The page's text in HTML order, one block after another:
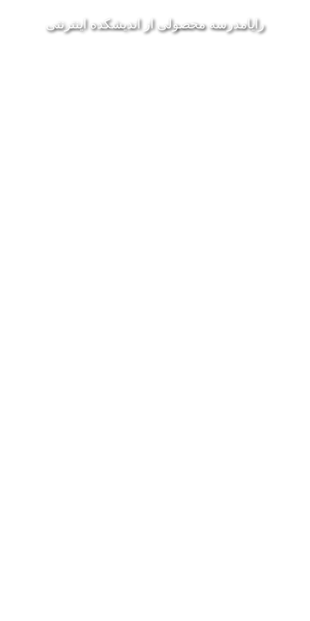
رايامدرسه محصولی از انديشکده اينترنتی